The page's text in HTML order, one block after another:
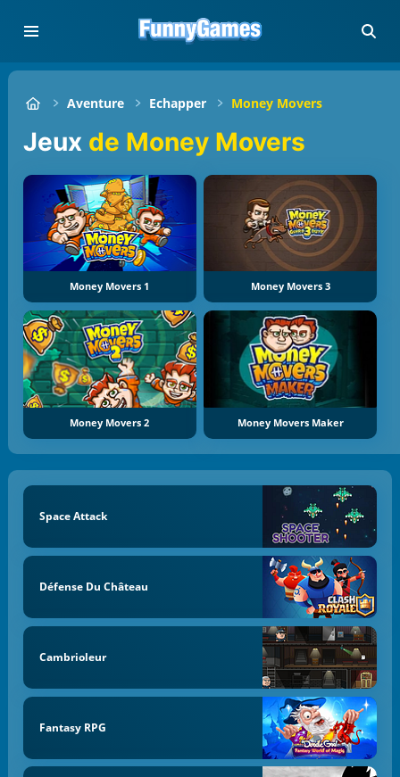
Aventure Echapper Money Movers
Jeux de Money Movers
Money Movers 1 Money Movers 3
Money Movers 2 Money Movers Maker
Space Attack
Défense Du Château
Cambrioleur
Fantasy RPG